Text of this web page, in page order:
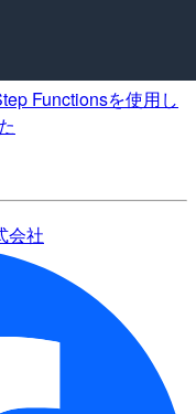
Functionsを使用し
会社